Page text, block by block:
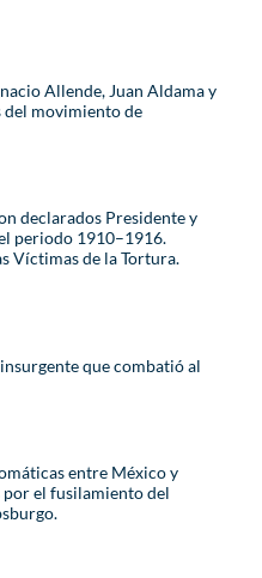
Allende, Juan Aldama y
del movimiento de
declarados Presidente y
periodo 1910–1916.
Víctimas de la Tortura.
que combatió al
entre México y
el fusilamiento del